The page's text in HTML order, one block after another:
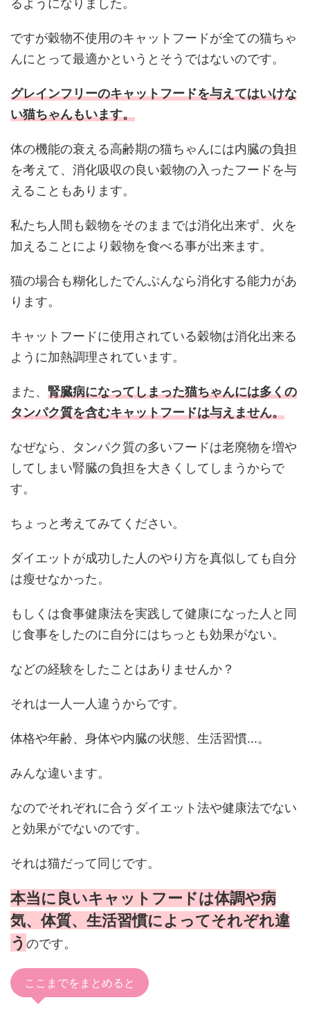
るようになりました。
ですが穀物不使用のキャットフードが全ての猫ちゃ
んにとって最適かというとそうではないのです。
グレインフリーのキャットフードを与えてはいけな
い猫ちゃんもいます。
体の機能の衰える高齢期の猫ちゃんには内臓の負担
を考えて、消化吸収の良い穀物の入ったフードを与
えることもあります。
私たち人間も穀物をそのままでは消化出来ず、火を
加えることにより穀物を食べる事が出来ます。
猫の場合も糊化したでんぷんなら消化する能力があ
ります。
キャットフードに使用されている穀物は消化出来る
ように加熱調理されています。
また、 腎臓病になってしまった猫ちゃんには多くの
タンパク質を含むキャットフードは与えません。
なぜなら、タンパク質の多いフードは老廃物を増や
してしまい腎臓の負担を大きくしてしまうからで
す。
ちょっと考えてみてください。
ダイエットが成功した人のやり方を真似しても自分
は瘦せなかった。
もしくは食事健康法を実践して健康になった人と同
じ食事をしたのに自分にはちっとも効果がない。
などの経験をしたことはありませんか？
それは一人一人違うからです。
体格や年齢、身体や内臓の状態、生活習慣...。
みんな違います。
なのでそれぞれに合うダイエット法や健康法でない
と効果がでないのです。
それは猫だって同じです。
本当に良いキャットフードは体調や病
気、体質、生活習慣によってそれぞれ違
う のです。
ここまでをまとめると